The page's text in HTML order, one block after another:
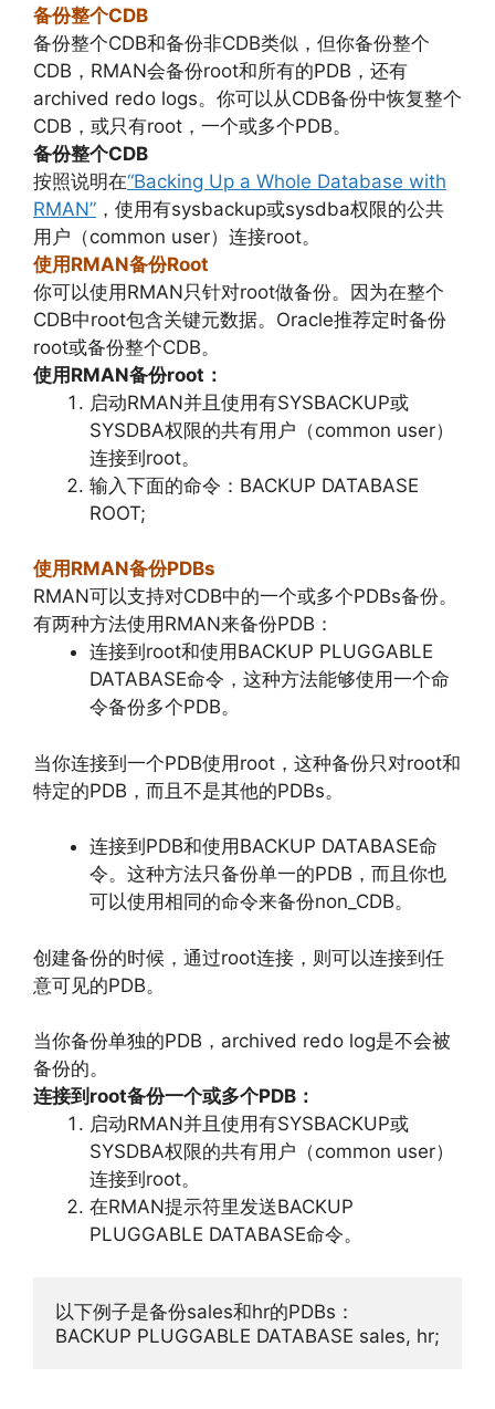
备份整个CDB
备份整个CDB和备份非CDB类似，但你备份整个
CDB，RMAN会备份root和所有的PDB，还有
archived redo logs。你可以从CDB备份中恢复整个
CDB，或只有root，一个或多个PDB。
备份整个CDB
按照说明在“Backing Up a Whole Database with
RMAN” ，使用有sysbackup或sysdba权限的公共
用户（common user）连接root。
使用RMAN备份Root
你可以使用RMAN只针对root做备份。因为在整个
CDB中root包含关键元数据。Oracle推荐定时备份
root或备份整个CDB。
使用RMAN备份root：
启动RMAN并且使用有SYSBACKUP或
SYSDBA权限的共有用户（common user）
连接到root。
输入下面的命令：BACKUP DATABASE
ROOT;
使用RMAN备份PDBs
RMAN可以支持对CDB中的一个或多个PDBs备份。
有两种方法使用RMAN来备份PDB：
连接到root和使用BACKUP PLUGGABLE
DATABASE命令，这种方法能够使用一个命
令备份多个PDB。
当你连接到一个PDB使用root，这种备份只对root和
特定的PDB，而且不是其他的PDBs。
连接到PDB和使用BACKUP DATABASE命
令。这种方法只备份单一的PDB，而且你也
可以使用相同的命令来备份non_CDB。
创建备份的时候，通过root连接，则可以连接到任
意可见的PDB。
当你备份单独的PDB，archived redo log是不会被
备份的。
连接到root备份一个或多个PDB：
启动RMAN并且使用有SYSBACKUP或
SYSDBA权限的共有用户（common user）
连接到root。
在RMAN提示符里发送BACKUP
PLUGGABLE DATABASE命令。
以下例子是备份sales和hr的PDBs：
BACKUP PLUGGABLE DATABASE sales, hr;